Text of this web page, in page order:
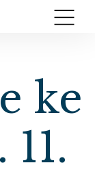
ke